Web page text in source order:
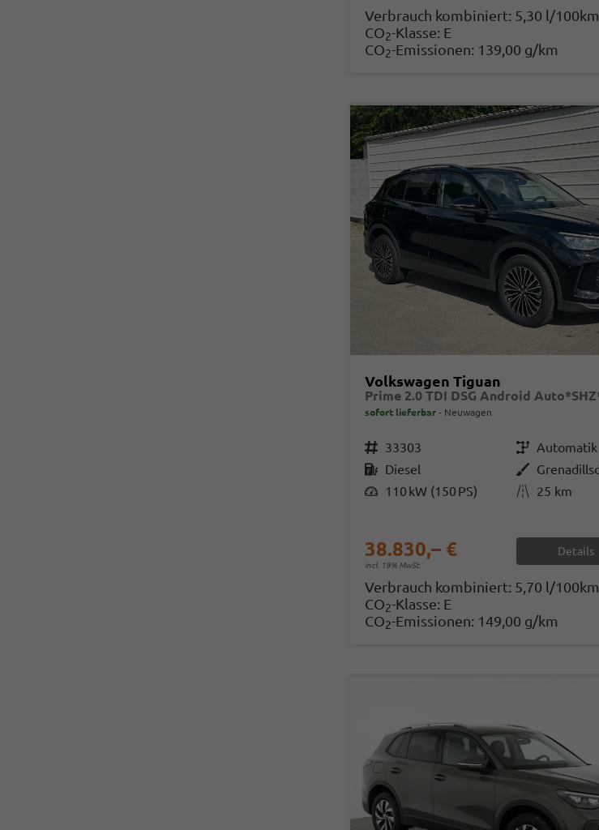
Verbrauch kombiniert: 5,30 l/100km
CO2-Klasse: E
CO2-Emissionen: 139,00 g/km
Volkswagen Tiguan
sofort lieferbar Neuwagen
Fahrzeugnr. 33303 GetriebeAutomatik
Kraftstoff Diesel Außenfarbe
Leistung 110 kW (150 PS) Kilometerstand 25 km
38.830,– €
incl. 19% MwSt.
Details
Verbrauch kombiniert: 5,70 l/100km
CO2-Klasse: E
CO2-Emissionen: 149,00 g/km